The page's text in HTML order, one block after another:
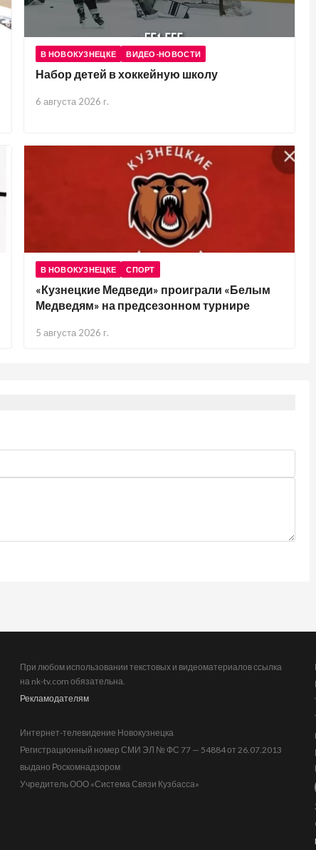
В НОВОКУЗНЕЦКЕ ВИДЕО-НОВОСТИ
Набор детей в хоккейную школу
6 августа 2026 г.
В НОВОКУЗНЕЦКЕ СПОРТ
«Кузнецкие Медведи» проиграли «Белым
Медведям» на предсезонном турнире
5 августа 2026 г.
При любом использовании текстовых и видеоматериалов ссылка
на nk-tv.com обязательна.
Рекламодателям
Интернет-телевидение Новокузнецка
Регистрационный номер СМИ ЭЛ № ФС 77 — 54884 от 26.07.2013
выдано Роскомнадзором
Учредитель ООО «Система Связи Кузбасса»